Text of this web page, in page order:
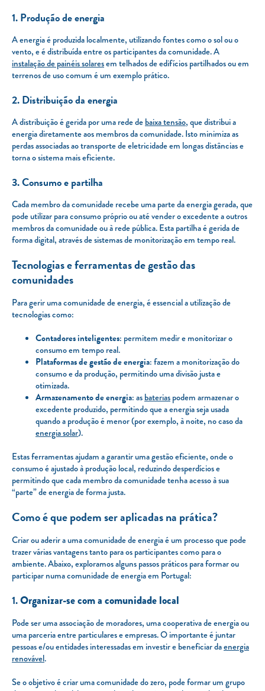
1. Produção de energia
A energia é produzida localmente, utilizando fontes como o sol ou o
vento, e é distribuída entre os participantes da comunidade. A
instalação de painéis solaresem telhados de edifícios partilhados ou em
terrenos de uso comum é um exemplo prático.
2. Distribuição da energia
A distribuição é gerida por uma rede debaixa tensão, que distribui a
energia diretamente aos membros da comunidade. Isto minimiza as
perdas associadas ao transporte de eletricidade em longas distâncias e
torna o sistema mais eficiente.
3. Consumo e partilha
Cada membro da comunidade recebe uma parte da energia gerada, que
pode utilizar para consumo próprio ou até vender o excedente a outros
membros da comunidade ou à rede pública. Esta partilha é gerida de
forma digital, através de sistemas de monitorização em tempo real.
Tecnologias e ferramentas de gestão das
comunidades
Para gerir uma comunidade de energia, é essencial a utilização de
tecnologias como:
Contadores inteligentes: permitem medir e monitorizar o
consumo em tempo real.
Plataformas de gestão de energia: fazem a monitorização do
consumo e da produção, permitindo uma divisão justa e
otimizada.
Armazenamento de energia: asbateriaspodem armazenar o
excedente produzido, permitindo que a energia seja usada
quando a produção é menor (por exemplo, à noite, no caso da
energia solar).
Estas ferramentas ajudam a garantir uma gestão eficiente, onde o
consumo é ajustado à produção local, reduzindo desperdícios e
permitindo que cada membro da comunidade tenha acesso à sua
“parte” de energia de forma justa.
Como é que podem ser aplicadas na prática?
Criar ou aderir a uma comunidade de energia é um processo que pode
trazer várias vantagens tanto para os participantes como para o
ambiente. Abaixo, exploramos alguns passos práticos para formar ou
participar numa comunidade de energia em Portugal:
1.Organizar-se com a comunidade local
Pode ser uma associação de moradores, uma cooperativa de energia ou
uma parceria entre particulares e empresas. O importante é juntar
pessoas e/ou entidades interessadas em investir e beneficiar daenergia
renovável.
Se o objetivo é criar uma comunidade do zero, pode formar um grupo